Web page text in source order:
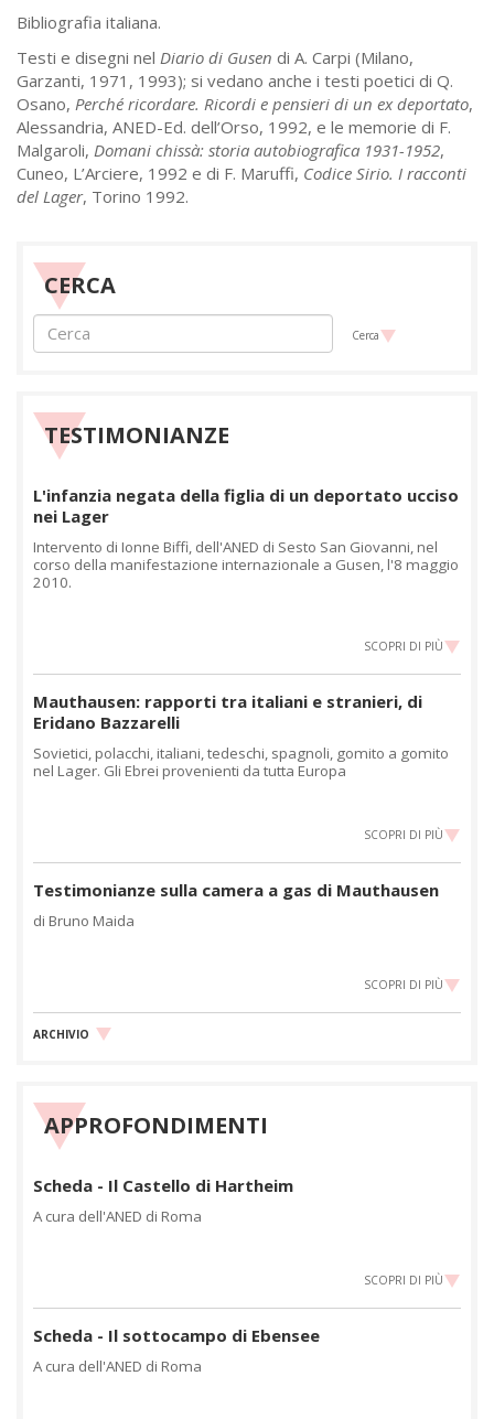
Bibliografia italiana.
Testi e disegni nel Diario di Gusen di A. Carpi (Milano,
Garzanti, 1971, 1993); si vedano anche i testi poetici di Q.
Osano, Perché ricordare. Ricordi e pensieri di un ex deportato,
Alessandria, ANED-Ed. dell’Orso, 1992, e le memorie di F.
Malgaroli, Domani chissà: storia autobiografica 1931-1952,
Cuneo, L’Arciere, 1992 e di F. Maruffi, Codice Sirio. I racconti
del Lager, Torino 1992.
CERCA
Cerca
TESTIMONIANZE
L'infanzia negata della figlia di un deportato ucciso
nei Lager
Intervento di Ionne Biffi, dell'ANED di Sesto San Giovanni, nel
corso della manifestazione internazionale a Gusen, l'8 maggio
2010.
SCOPRI DI PIÙ
Mauthausen: rapporti tra italiani e stranieri, di
Eridano Bazzarelli
Sovietici, polacchi, italiani, tedeschi, spagnoli, gomito a gomito
nel Lager. Gli Ebrei provenienti da tutta Europa
SCOPRI DI PIÙ
Testimonianze sulla camera a gas di Mauthausen
di Bruno Maida
SCOPRI DI PIÙ
ARCHIVIO
APPROFONDIMENTI
Scheda - Il Castello di Hartheim
A cura dell'ANED di Roma
SCOPRI DI PIÙ
Scheda - Il sottocampo di Ebensee
A cura dell'ANED di Roma